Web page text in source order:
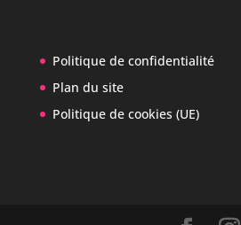
Politique de confidentialité
Plan du site
Politique de cookies (UE)